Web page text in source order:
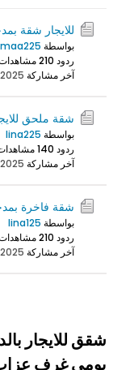
للايجار شقة
بواسطة
ردود 0
21 مشاهدات
آخر مشاركة AM
شقة ملحق
بواسطة lina225
ردود 0
14 مشاهدات
آخر مشاركة AM
شقة فاخرة
بواسطة lina125
ردود 0
21 مشاهدات
آخر مشاركة AM
شقق للايجار
يومي غرف